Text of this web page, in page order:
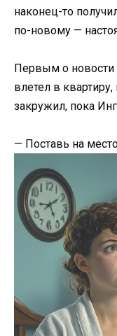
наконец-то
по-новому —
Первым о новости
влетел в
закружил, пока
— Поставь на